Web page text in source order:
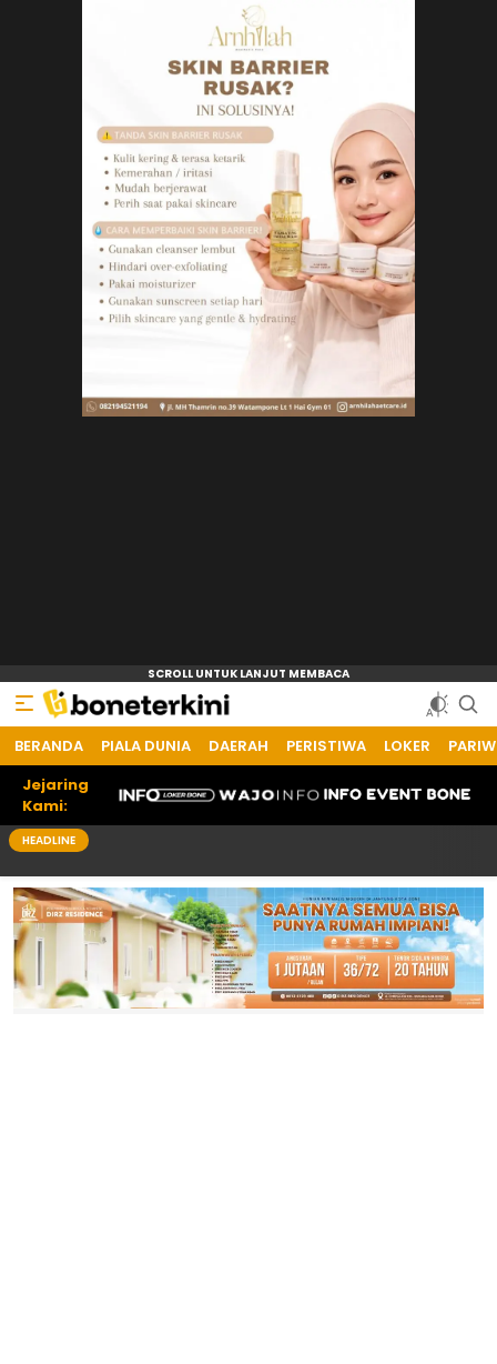
Bone Terkini
Referensi Informasi Terkini
BERANDA PIALA DUNIA DAERAH PERISTIWA LOKER
Jejaring
Kami:
HEADLINE